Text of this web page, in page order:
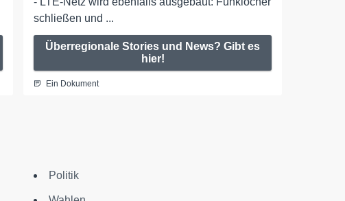
schließen und ...
Überregionale Stories und News? Gibt es
hier!
Ein Dokument
Politik